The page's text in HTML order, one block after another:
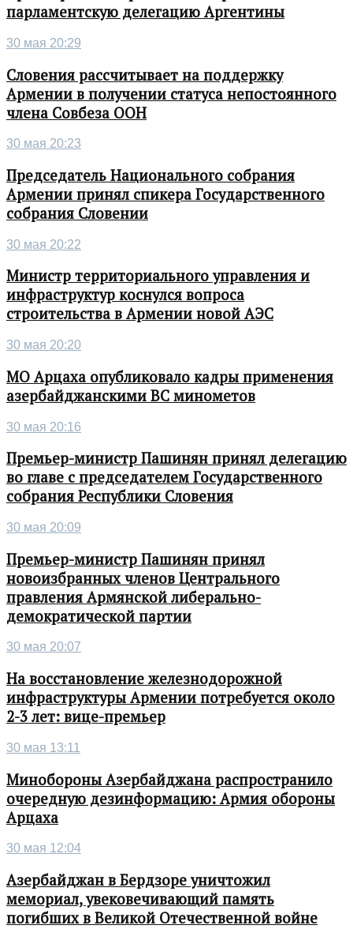
парламентскую делегацию Аргентины
30 мая 20:29
Словения рассчитывает на поддержку
Армении в получении статуса непостоянного
члена Совбеза ООН
30 мая 20:23
Председатель Национального собрания
Армении принял спикера Государственного
собрания Словении
30 мая 20:22
Министр территориального управления и
инфраструктур коснулся вопроса
строительства в Армении новой АЭС
30 мая 20:20
МО Арцаха опубликовало кадры применения
азербайджанскими ВС минометов
30 мая 20:16
Премьер-министр Пашинян принял делегацию
во главе с председателем Государственного
собрания Республики Словения
30 мая 20:09
Премьер-министр Пашинян принял
новоизбранных членов Центрального
правления Армянской либерально-
демократической партии
30 мая 20:07
На восстановление железнодорожной
инфраструктуры Армении потребуется около
2-3 лет: вице-премьер
30 мая 13:11
Минобороны Азербайджана распространило
очередную дезинформацию: Армия обороны
Арцаха
30 мая 12:04
Азербайджан в Бердзоре уничтожил
мемориал, увековечивающий память
погибших в Великой Отечественной войне